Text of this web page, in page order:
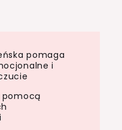
pomaga
i
pomocą